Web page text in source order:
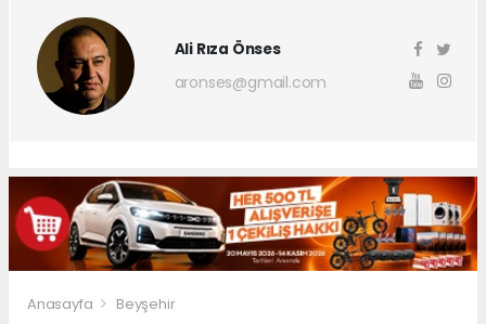
Ali Rıza Önses
aronses@gmail.com
Anasayfa Beyşehir